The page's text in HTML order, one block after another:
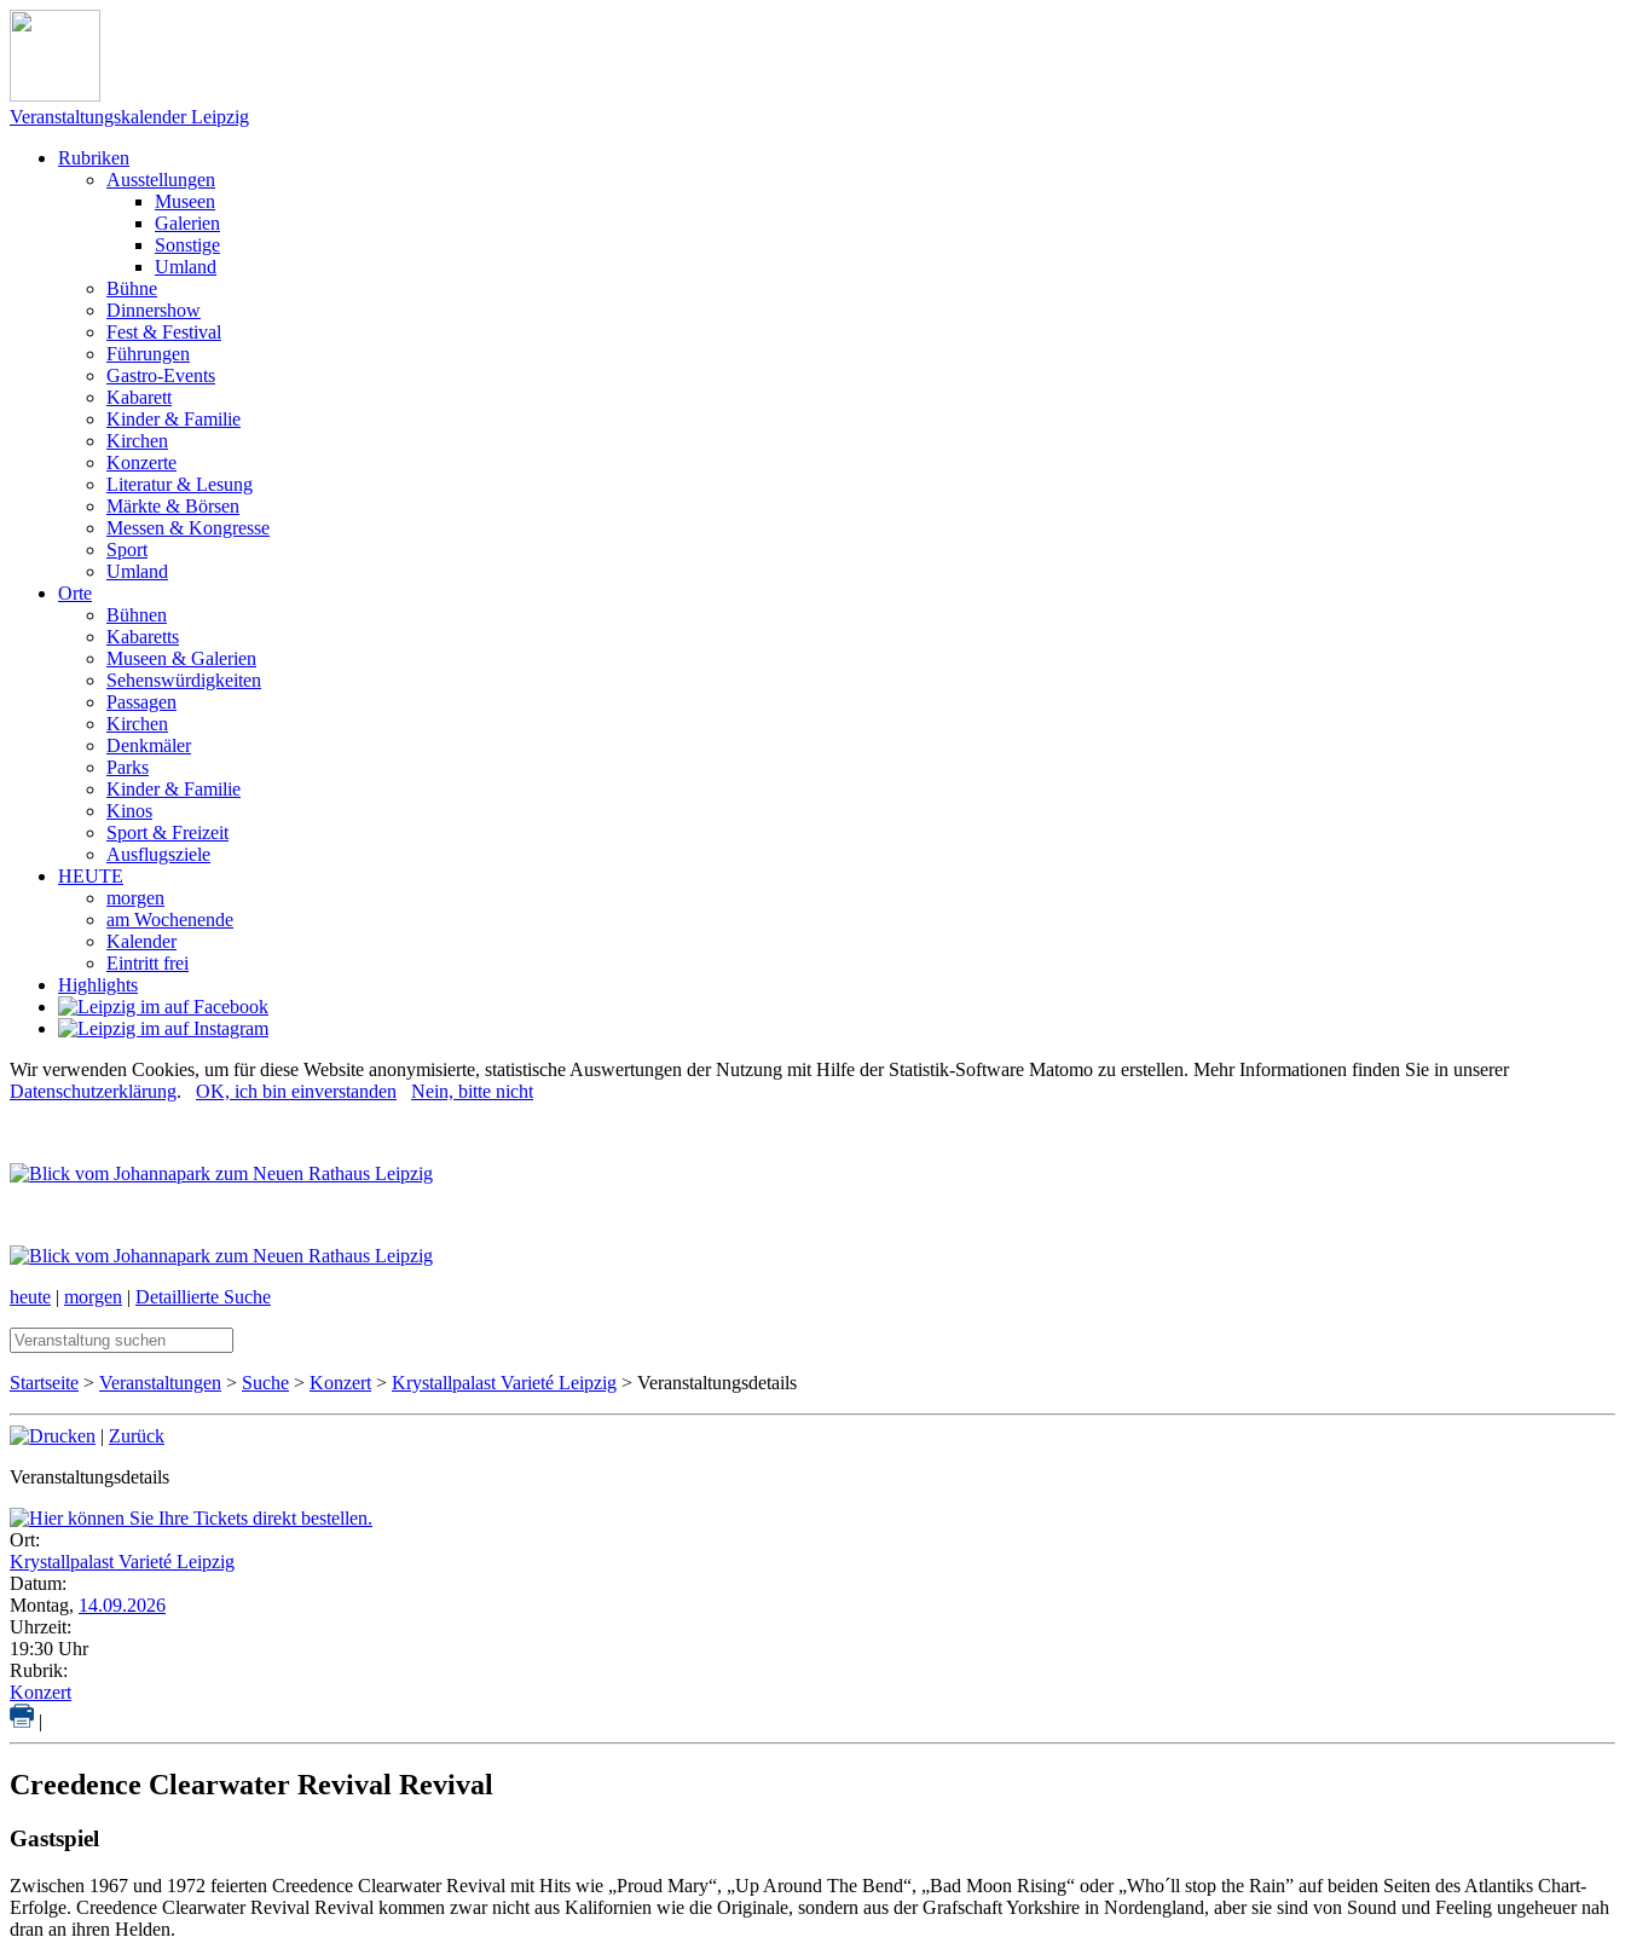
Veranstaltungskalender Leipzig
Rubriken
Ausstellungen
Museen
Galerien
Sonstige
Umland
Bühne
Dinnershow
Fest & Festival
Führungen
Gastro-Events
Kabarett
Kinder & Familie
Kirchen
Konzerte
Literatur & Lesung
Märkte & Börsen
Messen & Kongresse
Sport
Umland
Orte
Bühnen
Kabaretts
Museen & Galerien
Sehenswürdigkeiten
Passagen
Kirchen
Denkmäler
Parks
Kinder & Familie
Kinos
Sport & Freizeit
Ausflugsziele
HEUTE
morgen
am Wochenende
Kalender
Eintritt frei
Highlights
Wir verwenden Cookies, um für diese Website anonymisierte, statistische Auswertungen der Nutzung mit Hilfe der Statistik-Software Matomo zu erstellen. Mehr Informationen finden Sie in unserer
Datenschutzerklärung. OK, ich bin einverstanden Nein, bitte nicht
heute | morgen | Detaillierte Suche
Startseite > Veranstaltungen > Suche > Konzert > Krystallpalast Varieté Leipzig > Veranstaltungsdetails
| Zurück
Veranstaltungsdetails
Ort:
Krystallpalast Varieté Leipzig
Datum:
Montag, 14.09.2026
Uhrzeit:
19:30 Uhr
Rubrik:
Konzert
|
Creedence Clearwater Revival Revival
Gastspiel
Zwischen 1967 und 1972 feierten Creedence Clearwater Revival mit Hits wie „Proud Mary“, „Up Around The Bend“, „Bad Moon Rising“ oder „Who´ll stop the Rain” auf beiden Seiten des Atlantiks Chart-
Erfolge. Creedence Clearwater Revival Revival kommen zwar nicht aus Kalifornien wie die Originale, sondern aus der Grafschaft Yorkshire in Nordengland, aber sie sind von Sound und Feeling ungeheuer nah
dran an ihren Helden.